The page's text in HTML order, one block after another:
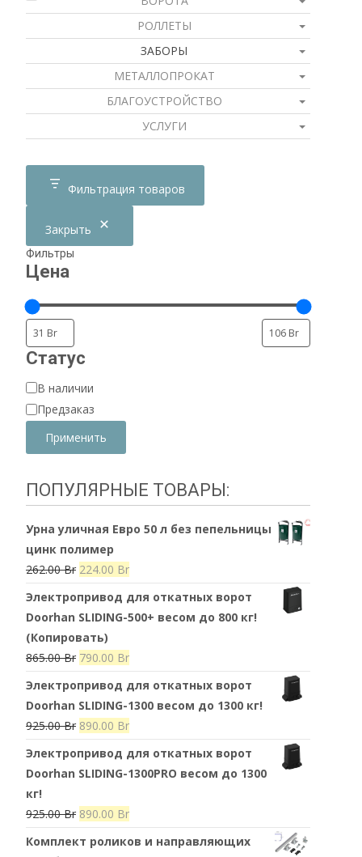
РОЛЛЕТЫ
ЗАБОРЫ
МЕТАЛЛОПРОКАТ
БЛАГОУСТРОЙСТВО
УСЛУГИ
Фильтрация товаров
Закрыть
Фильтры
Цена
Статус
Доступность
В наличии
Предзаказ
Применить
ПОПУЛЯРНЫЕ ТОВАРЫ:
Урна уличная Евро 50 л без пепельницы
цинк полимер
262.00Br Первоначальная
цена
составляла
224.00 BrТекущая
цена:
224.00 Br.
Электропривод для откатных ворот
Doorhan SLIDING-500+ весом до 800 кг!
(Копировать)
865.00Br Первоначальная
цена
составляла
865.00 Br.
790.00 BrТекущая
цена:
790.00 Br.
Электропривод для откатных ворот
Doorhan SLIDING-1300 весом до 1300 кг!
925.00Br Первоначальная
цена
составляла
890.00 BrТекущая
цена:
890.00 Br.
Электропривод для откатных ворот
Doorhan SLIDING-1300PRO весом до 1300
кг!
925.00Br Первоначальная
цена
составляла
890.00 BrТекущая
цена:
890.00 Br.
Комплект роликов и направляющих